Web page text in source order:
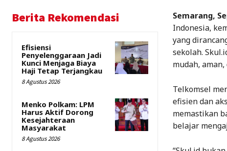
Berita Rekomendasi
Efisiensi
Penyelenggaraan Jadi
Kunci Menjaga Biaya
Haji Tetap Terjangkau
8 Agustus 2026
Menko Polkam: LPM
Harus Aktif Dorong
Kesejahteraan
Masyarakat
8 Agustus 2026
Semarang,
Indonesia,
yang
sekolah.
mudah,
Telkomsel
efisien dan
memastikan
belajar